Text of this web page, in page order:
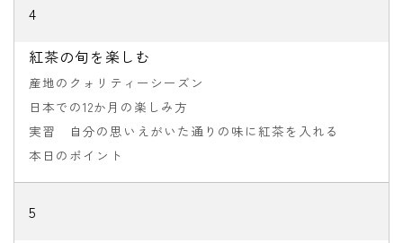
4
紅茶の旬を楽しむ
産地のクォリティーシーズン
日本での12か月の楽しみ方
実習 自分の思いえがいた通りの味に紅茶を入れる
本日のポイント
5